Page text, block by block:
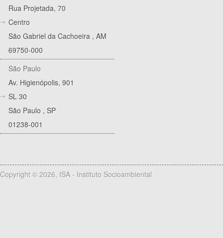
Rua Projetada, 70
Centro
São Gabriel da Cachoeira , AM
69750-000
São Paulo
Av. Higienópolis, 901
SL 30
São Paulo , SP
01238-001
Copyright © 2026, ISA - Instituto Socioambiental